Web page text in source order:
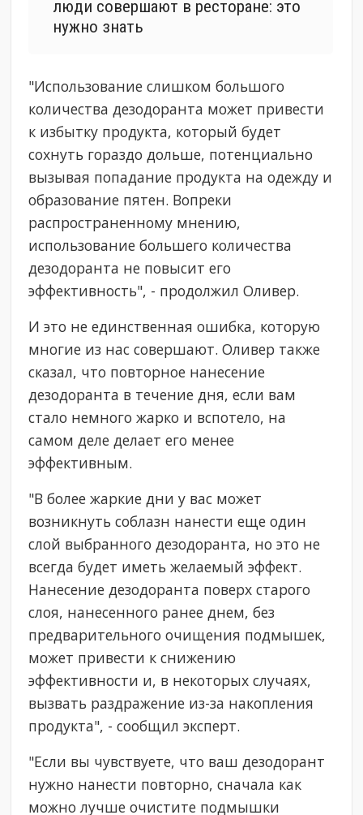
люди совершают в ресторане: это
нужно знать
"Использование слишком большого
количества дезодоранта может привести
к избытку продукта, который будет
сохнуть гораздо дольше, потенциально
вызывая попадание продукта на одежду и
образование пятен. Вопреки
распространенному мнению,
использование большего количества
дезодоранта не повысит его
эффективность", - продолжил Оливер.
И это не единственная ошибка, которую
многие из нас совершают. Оливер также
сказал, что повторное нанесение
дезодоранта в течение дня, если вам
стало немного жарко и вспотело, на
самом деле делает его менее
эффективным.
"В более жаркие дни у вас может
возникнуть соблазн нанести еще один
слой выбранного дезодоранта, но это не
всегда будет иметь желаемый эффект.
Нанесение дезодоранта поверх старого
слоя, нанесенного ранее днем, без
предварительного очищения подмышек,
может привести к снижению
эффективности и, в некоторых случаях,
вызвать раздражение из-за накопления
продукта", - сообщил эксперт.
"Если вы чувствуете, что ваш дезодорант
нужно нанести повторно, сначала как
можно лучше очистите подмышки